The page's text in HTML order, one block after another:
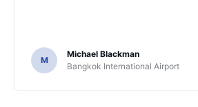
M
Michael Blackman
Bangkok International Airport